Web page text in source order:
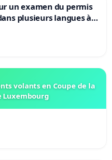
un examen du permis
plusieurs langues à
volants en Coupe de la
Luxembourg